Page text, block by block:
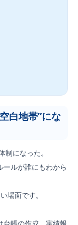
白地帯”にな
になった。
ールが誰にもわから
場面です。